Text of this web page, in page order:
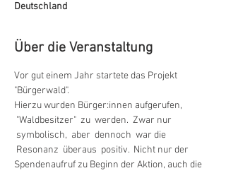
Deutschland
Über die Veranstaltung
Vor gut einem Jahr startete das Projekt
"Bürgerwald".
Hierzu wurden Bürger:innen aufgerufen,
"Waldbesitzer"  zu  werden.  Zwar nur
symbolisch,  aber  dennoch  war die
Resonanz  überaus  positiv.  Nicht nur der
Spendenaufruf zu Beginn der Aktion, auch die